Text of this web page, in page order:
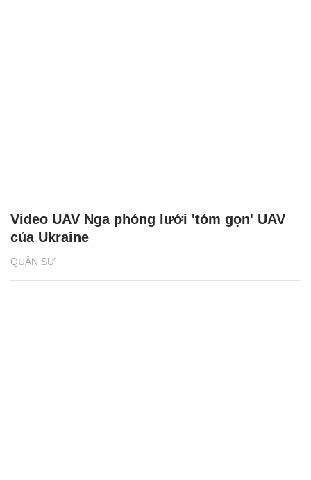
QUÂN SỰ
Video UAV Nga phóng lưới 'tóm gọn' UAV
của Ukraine